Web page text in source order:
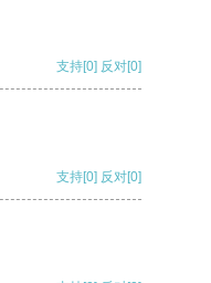
支持[0] 反对[0]
支持[0] 反对[0]